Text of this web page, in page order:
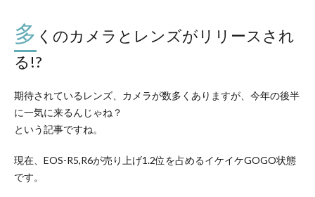
多 くのカメラとレンズがリリースされ
る!?
期待されているレンズ、カメラが数多くありますが、今年の後半
に一気に来るんじゃね？
という記事ですね。
現在、EOS-R5,R6が売り上げ1.2位を占めるイケイケGOGO状態
です。